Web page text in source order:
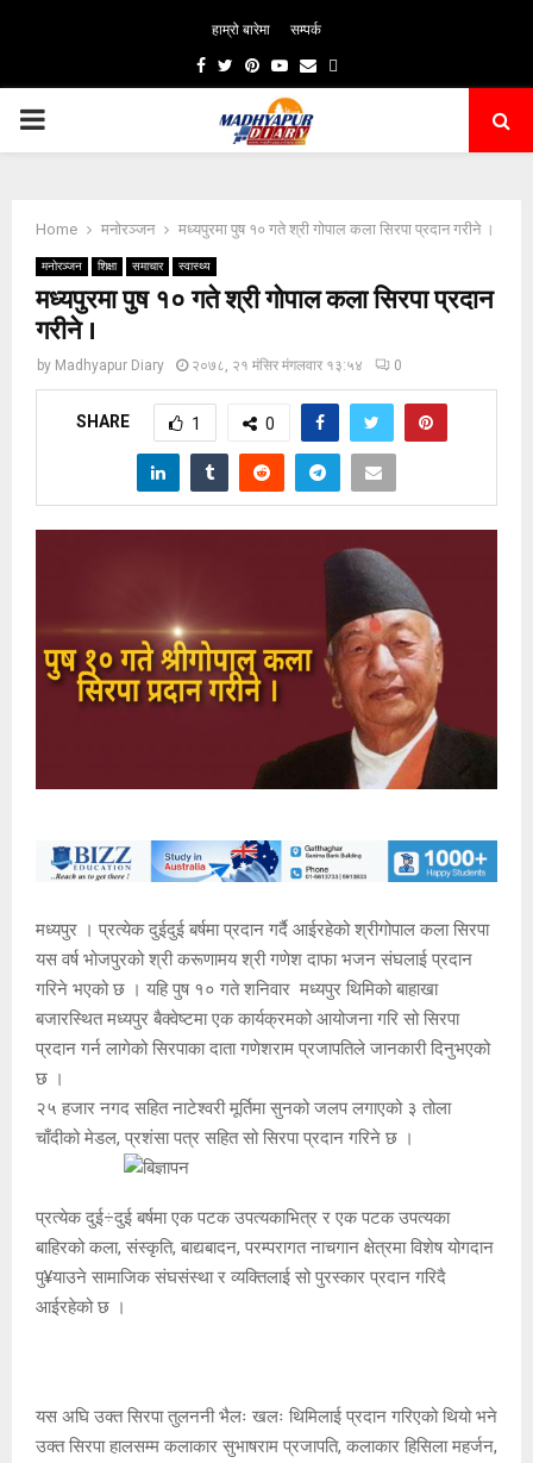
हाम्रो बारेमा सम्पर्क
Facebook
TwitterPinterest
Youtube
Email
PRIMARY
Home मनोरञ्जन मध्यपुरमा पुष १० गते श्री गोपाल कला सिरपा प्रदान गरीने ।
मनोरञ्जन शिक्षा समाचार स्वास्थ्य
मध्यपुरमा पुष १० गते श्री गोपाल कला सिरपा प्रदान
गरीने ।
by Madhyapur Diary २०७८, २१ मंसिर मंगलवार १३:५४ 0
SHARE 1 0
मध्यपुर । प्रत्येक दुईदुई बर्षमा प्रदान गर्दै आईरहेको श्रीगोपाल कला सिरपा
यस वर्ष भोजपुरको श्री करूणामय श्री गणेश दाफा भजन संघलाई प्रदान
गरिने भएको छ । यहि पुष १० गते शनिवार मध्यपुर थिमिको बाहाखा
बजारस्थित मध्यपुर बैक्वेष्टमा एक कार्यक्रमको आयोजना गरि सो सिरपा
प्रदान गर्न लागेको सिरपाका दाता गणेशराम प्रजापतिले जानकारी दिनुभएको
छ ।
२५ हजार नगद सहित नाटेश्वरी मूर्तिमा सुनको जलप लगाएको ३ तोला
चाँदीको मेडल, प्रशंसा पत्र सहित सो सिरपा प्रदान गरिने छ ।
प्रत्येक दुई÷दुई बर्षमा एक पटक उपत्यकाभित्र र एक पटक उपत्यका
बाहिरको कला, संस्कृति, बाद्यबादन, परम्परागत नाचगान क्षेत्रमा विशेष योगदान
पु¥याउने सामाजिक संघसंस्था र व्यक्तिलाई सो पुरस्कार प्रदान गरिदै
आईरहेको छ ।
यस अघि उक्त सिरपा तुलननी भैलः खलः थिमिलाई प्रदान गरिएको थियो भने
उक्त सिरपा हालसम्म कलाकार सुभाषराम प्रजापति, कलाकार हिसिला महर्जन,